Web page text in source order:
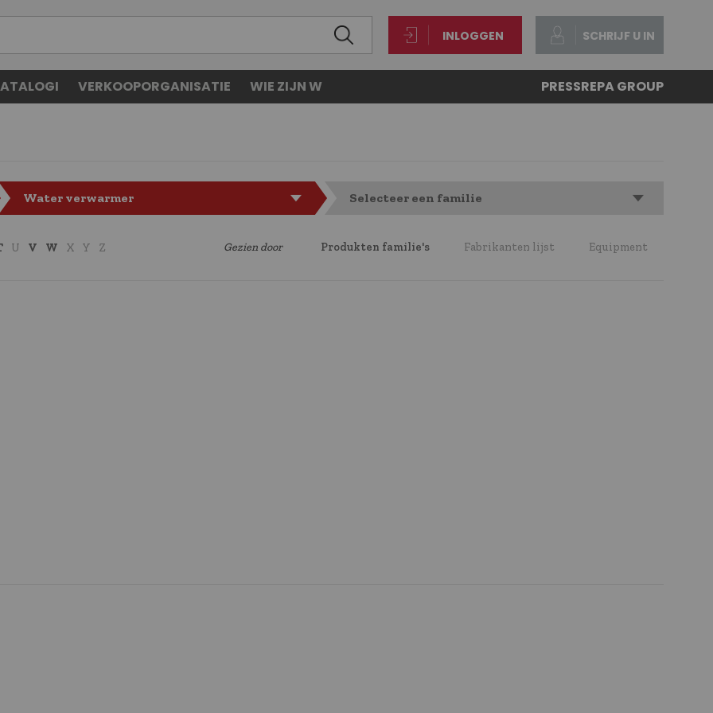
INLOGGEN SCHRIJF U IN
VERKOOPORGANISATIE WIE ZIJN W PRESSREPA GROUP
Water verwarmer Selecteer een familie
U V W X Y Z Gezien door Produkten familie's Fabrikanten lijst Equipment